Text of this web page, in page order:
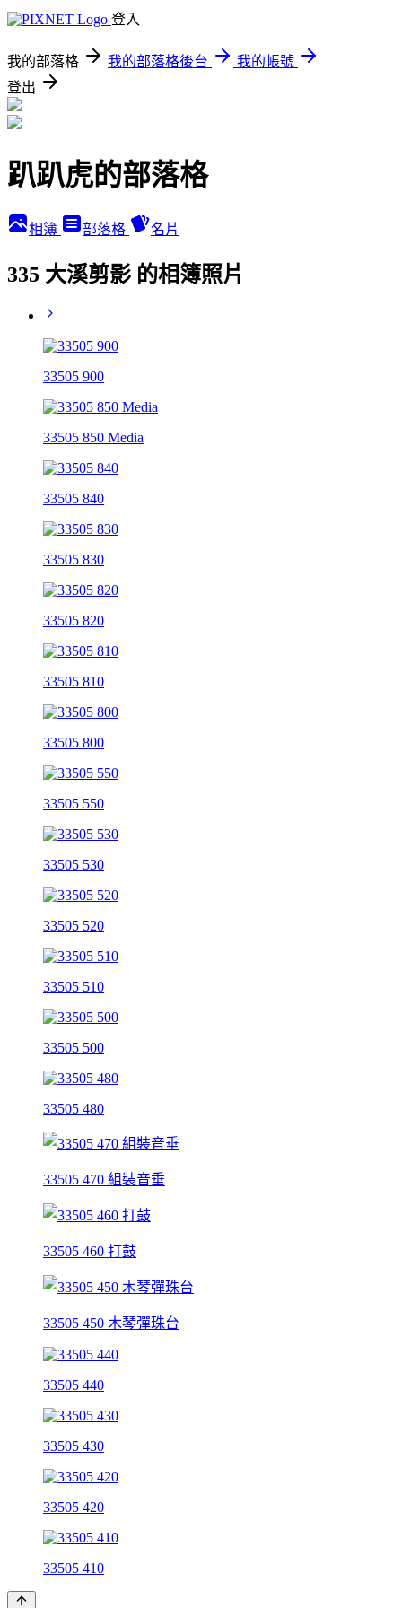
登入
我的部落格 我的部落格後台
我的帳號
登出
趴趴虎的部落格
相簿 部落格 名片
335 大溪剪影 的相簿照片
33505 900
33505 850 Media
33505 840
33505 830
33505 820
33505 810
33505 800
33505 550
33505 530
33505 520
33505 510
33505 500
33505 480
33505 470 組裝音垂
33505 460 打鼓
33505 450 木琴彈珠台
33505 440
33505 430
33505 420
33505 410